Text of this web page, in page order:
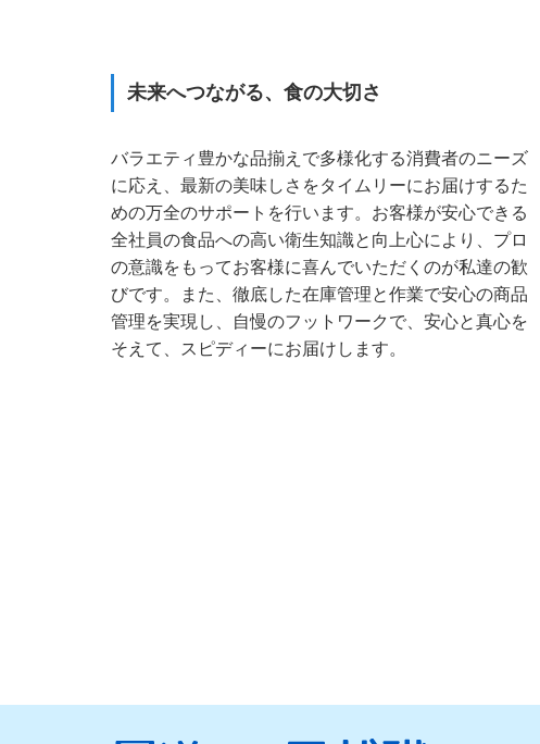
未来へつながる、食の大切さ
バラエティ豊かな品揃えで多様化する消費者のニーズ
に応え、最新の美味しさをタイムリーにお届けするた
めの万全のサポートを行います。お客様が安心できる
全社員の食品への高い衛生知識と向上心により、プロ
の意識をもってお客様に喜んでいただくのが私達の歓
びです。また、徹底した在庫管理と作業で安心の商品
管理を実現し、自慢のフットワークで、安心と真心を
そえて、スピディーにお届けします。